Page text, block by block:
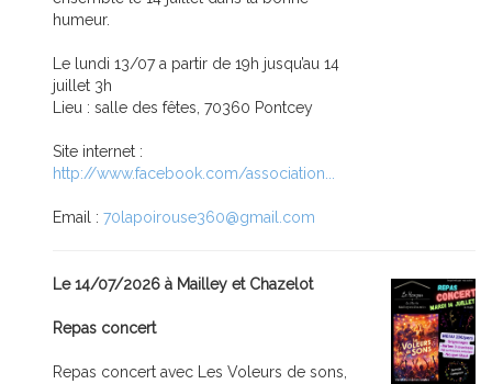
humeur.
Le lundi 13/07 a partir de 19h jusqu’au 14
juillet 3h
Lieu : salle des fêtes, 70360 Pontcey
Site internet :
http://www.facebook.com/association...
Email : 70lapoirouse360@gmail.com
Le 14/07/2026 à Mailley et Chazelot
Repas concert
Repas concert avec Les Voleurs de sons,